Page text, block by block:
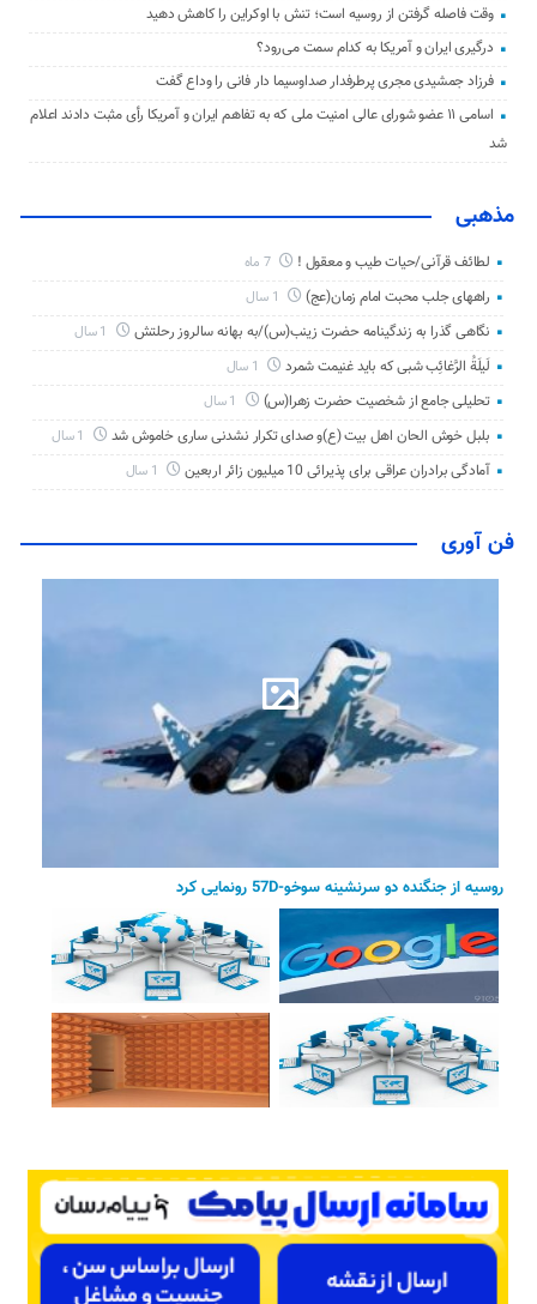
وقت فاصله گرفتن از روسیه است؛ تنش با اوکراین را کاهش دهید
درگیری ایران و آمریکا به کدام سمت می‌رود؟
فرزاد جمشیدی مجری پرطرفدار صداوسیما دار فانی را وداع گفت
اسامی ۱۱ عضو شورای عالی امنیت ملی که به تفاهم ایران و آمریکا رأی مثبت دادند اعلام
شد
مذهبی
لطائف قرآنی/حیات طیب و معقول ! 7 ماه
راههای جلب محبت امام زمان(عج)
نگاهی گذرا به زندگینامه حضرت زینب(س)/به بهانه سالروز رحلتش
لَیلَةُ الرَّغائِب شبی که باید غنیمت شمرد
تحلیلی جامع از شخصیت حضرت زهرا(س)
بلبل خوش الحان اهل بیت (ع)و صدای تکرار نشدنی ساری خاموش شد
آمادگی برادران عراقی برای پذیرائی 10 میلیون زائر اربعین
فن آوری
روسیه از جنگنده دو سرنشینه سوخو-57D رونمایی کرد